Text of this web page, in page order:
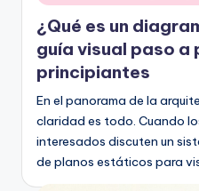
en
¿Qué es un
guía visual paso a
principiantes
En el panorama de la
claridad es todo. Cuando
interesados discuten un
de planos estáticos para